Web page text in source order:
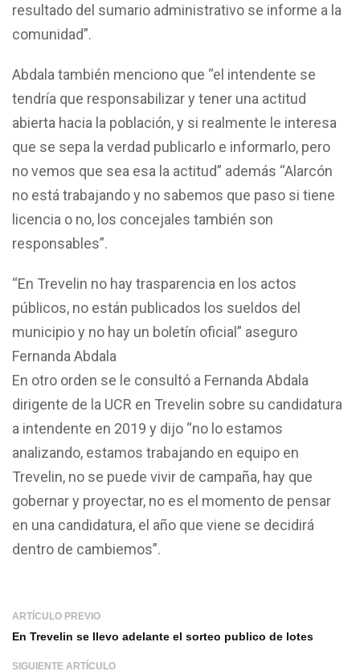
resultado del sumario administrativo se informe a la
comunidad”.
Abdala también menciono que “el intendente se
tendría que responsabilizar y tener una actitud
abierta hacia la población, y si realmente le interesa
que se sepa la verdad publicarlo e informarlo, pero
no vemos que sea esa la actitud” además “Alarcón
no está trabajando y no sabemos que paso si tiene
licencia o no, los concejales también son
responsables”.
“En Trevelin no hay trasparencia en los actos
públicos, no están publicados los sueldos del
municipio y no hay un boletín oficial” aseguro
Fernanda Abdala
En otro orden se le consultó a Fernanda Abdala
dirigente de la UCR en Trevelin sobre su candidatura
a intendente en 2019 y dijo “no lo estamos
analizando, estamos trabajando en equipo en
Trevelin, no se puede vivir de campaña, hay que
gobernar y proyectar, no es el momento de pensar
en una candidatura, el año que viene se decidirá
dentro de cambiemos”.
ARTÍCULO PREVIO
En Trevelin se llevo adelante el sorteo publico de lotes
SIGUIENTE ARTÍCULO